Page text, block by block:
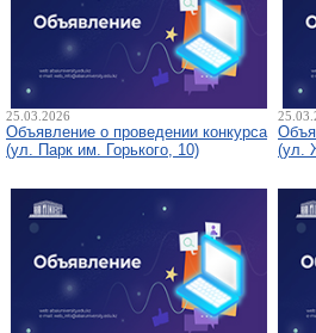
25.03.2026
Объявление о проведении конкурса
(ул. Парк им. Горького, 10)
(ул.